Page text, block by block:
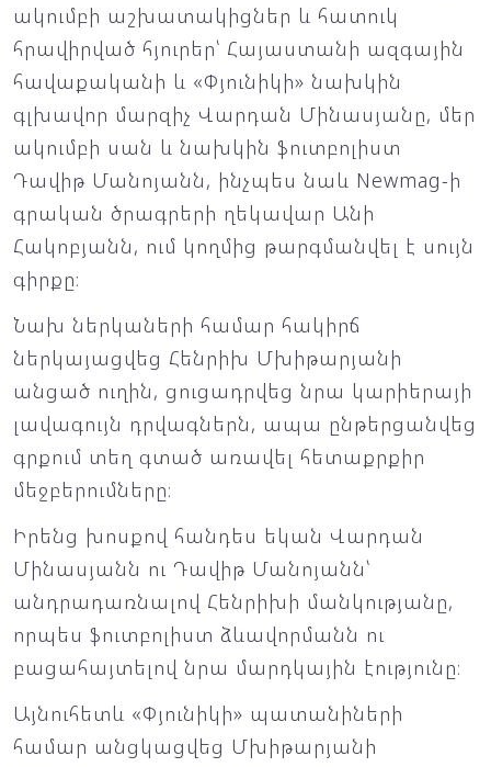
ակումբի աշխատակիցներ և հատուկ
հրավիրված հյուրեր՝ Հայաստանի ազգային
հավաքականի և «Փյունիկի» նախկին
գլխավոր մարզիչ Վարդան Մինասյանը, մեր
ակումբի սան և նախկին ֆուտբոլիստ
Դավիթ Մանոյանն, ինչպես նաև Newmag-ի
գրական ծրագրերի ղեկավար Անի
Հակոբյանն, ում կողմից թարգմանվել է սույն
գիրքը։
Նախ ներկաների համար հակիրճ
ներկայացվեց Հենրիխ Մխիթարյանի
անցած ուղին, ցուցադրվեց նրա կարիերայի
լավագույն դրվագներն, ապա ընթերցանվեց
գրքում տեղ գտած առավել հետաքրքիր
մեջբերումները։
Իրենց խոսքով հանդես եկան Վարդան
Մինասյանն ու Դավիթ Մանոյանն՝
անդրադառնալով Հենրիխի մանկությանը,
որպես ֆուտբոլիստ ձևավորմանն ու
բացահայտելով նրա մարդկային էությունը։
Այնուհետև «Փյունիկի» պատանիների
համար անցկացվեց Մխիթարյանի